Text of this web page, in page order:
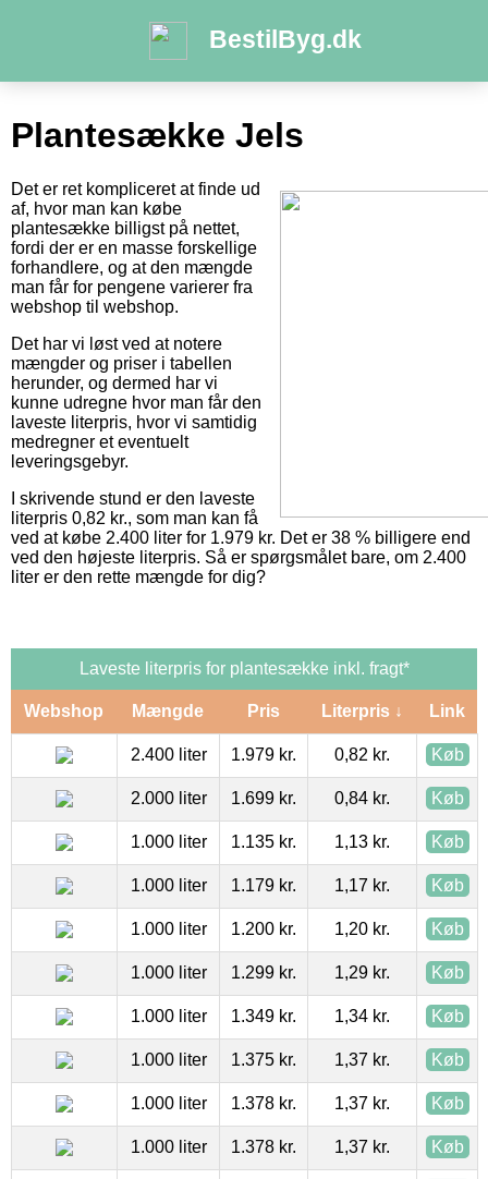
BestilByg.dk
Plantesække Jels
Det er ret kompliceret at finde ud
af, hvor man kan købe
plantesække billigst på nettet,
fordi der er en masse forskellige
forhandlere, og at den mængde
man får for pengene varierer fra
webshop til webshop.
Det har vi løst ved at notere
mængder og priser i tabellen
herunder, og dermed har vi
kunne udregne hvor man får den
laveste literpris, hvor vi samtidig
medregner et eventuelt
leveringsgebyr.
I skrivende stund er den laveste
literpris 0,82 kr., som man kan få
ved at købe 2.400 liter for 1.979 kr. Det er 38 % billigere end
ved den højeste literpris. Så er spørgsmålet bare, om 2.400
liter er den rette mængde for dig?
Laveste literpris for plantesække inkl. fragt*
Webshop Mængde Pris Literpris ↓ Link
2.400 liter 1.979 kr. 0,82 kr. Køb
2.000 liter 1.699 kr. 0,84 kr. Køb
1.000 liter 1.135 kr. 1,13 kr. Køb
1.000 liter 1.179 kr. 1,17 kr. Køb
1.000 liter 1.200 kr. 1,20 kr. Køb
1.000 liter 1.299 kr. 1,29 kr. Køb
1.000 liter 1.349 kr. 1,34 kr. Køb
1.000 liter 1.375 kr. 1,37 kr. Køb
1.000 liter 1.378 kr. 1,37 kr. Køb
1.000 liter 1.378 kr. 1,37 kr. Køb